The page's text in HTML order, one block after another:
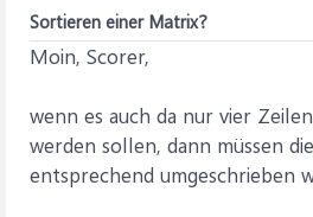
Sortieren einer Matrix?
Moin, Scorer,
wenn es auch da nur vier
werden sollen, dann müssen
entsprechend umgeschrieben